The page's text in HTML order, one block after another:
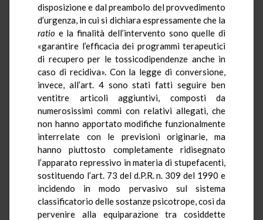
disposizione e dal preambolo del provvedimento
d’urgenza, in cui si dichiara espressamente che la
ratio e la finalità dell’intervento sono quelle di
«garantire l’efficacia dei programmi terapeutici
di recupero per le tossicodipendenze anche in
caso di recidiva». Con la legge di conversione,
invece, all’art. 4 sono stati fatti seguire ben
ventitre articoli aggiuntivi, composti da
numerosissimi commi con relativi allegati, che
non hanno apportato modifiche funzionalmente
interrelate con le previsioni originarie, ma
hanno piuttosto completamente ridisegnato
l’apparato repressivo in materia di stupefacenti,
sostituendo l’art. 73 del d.P.R.n. 309 del 1990 e
incidendo in modo pervasivo sul sistema
classificatorio delle sostanze psicotrope, così da
pervenire alla equiparazione tra cosiddette